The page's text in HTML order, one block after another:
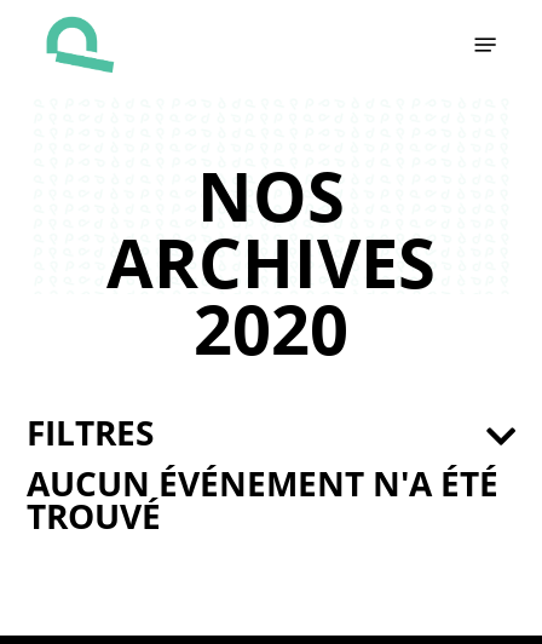
NOS
ARCHIVES
2020
AUCUN ÉVÉNEMENT N'A ÉTÉ
TROUVÉ
FILTRES